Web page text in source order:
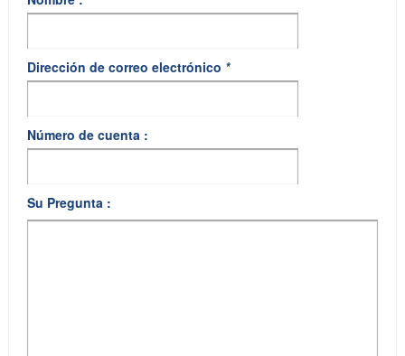
Dirección de correo electrónico *
Número de cuenta :
Su Pregunta :